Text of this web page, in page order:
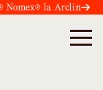
Nomex® la Arclin